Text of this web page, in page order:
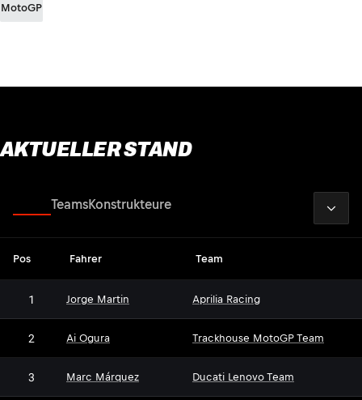
MotoGP
AKTUELLER STAND
TeamsKonstrukteure
Pos Fahrer Team
1 Jorge Martin Aprilia Racing
2 Ai Ogura Trackhouse MotoGP Team
3 Marc Márquez Ducati Lenovo Team